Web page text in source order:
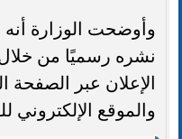
وأوضحت الوزارة أنه
نشره رسميًا من
الإعلان عبر
والموقع الإلكتروني